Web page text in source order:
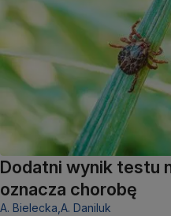
Dodatni wynik testu
oznacza chorobę
A. Bielecka, A. Daniluk